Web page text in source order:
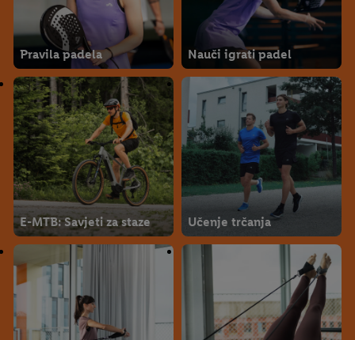
Pravila padela Nauči igrati padel
E-MTB: Savjeti za staze Učenje trčanja